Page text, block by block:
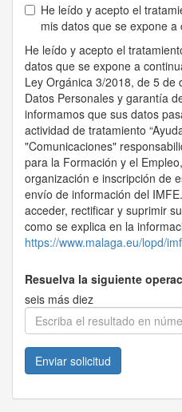
He leído y acepto el
mis datos que se expone a
He leído y acepto el
datos que se expone a
Ley Orgánica 3/2018, de 5 de
Datos Personales y garantía
informamos que sus datos
actividad de tratamiento
"Comunicaciones"
para la Formación y el
organización e inscripción de
envío de información del
acceder, rectificar y suprimir
como se explica en la
https://www.malaga.eu/lopd/
Resuelva la siguiente
seis más diez